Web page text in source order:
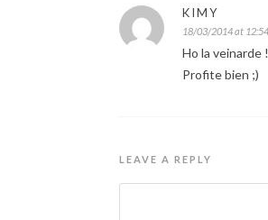
KIMY
18/03/2014 at 12:54
Ho la veinarde
Profite bien ;)
LEAVE A REPLY